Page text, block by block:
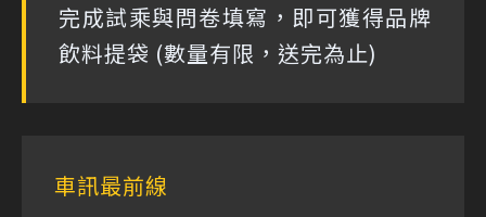
完成試乘與問卷填寫，即可獲得品牌
飲料提袋 (數量有限，送完為止)
車訊最前線